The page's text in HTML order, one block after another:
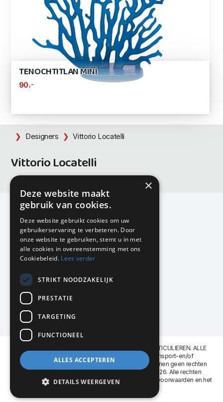
TENOCHTITLAN MINI
90,-
Designers Vittorio Locatelli
Vittorio Locatelli
KMP Kantoormeubilair
Airport Business Park
Frankfurtstraat 29-31
1175 RH Lijnden
020-617 01 26
info@kmpkantoormeubilair.nl
Facebook
Instagram
KMP Kantoormeubilair levert aan BEDRIJVEN en PARTICULIEREN. ALLE
GENOEMDE PRIJZEN ZIJN EXCL. 21% B.T.W. Transport-en/of
Montagekosten op aanvraag. Aan deze website kunnen geen rechten
worden ontleend. KMP Kantoormeubilair VOF © 2026. Alle rechten
voorbehouden. Lees voor gebruik graag de
leveringsvoorwaarden en het
×
Deze website maakt
gebruik van cookies.
Deze website gebruikt cookies om uw
gebruikerservaring te verbeteren. Door
onze website te gebruiken, stemt u in met
alle cookies in overeenstemming met ons
Cookiebeleid. Lees verder
STRIKT NOODZAKELIJK
PRESTATIE
TARGETING
FUNCTIONEEL
ALLES ACCEPTEREN
DETAILS WEERGEVEN